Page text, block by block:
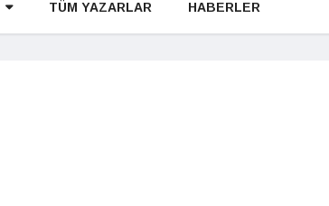
TÜM YAZARLAR HABERLER